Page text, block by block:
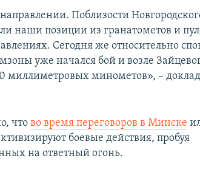
Поблизости
наши позиции из гранатометов и
Сегодня же относительно
уже начался бой и возле
миллиметровых минометов», –
чтово время переговоров в Минске
боевые действия, пробуя
на ответный огонь.